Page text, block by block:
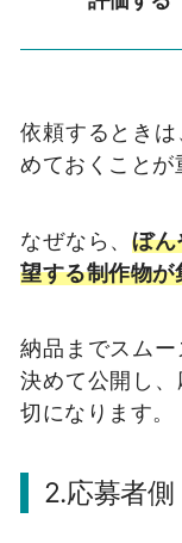
依頼するとき
めておくことが
なぜなら、ぼ
望する制作物
納品までスム
決めて公開し
切になります。
2.応募者側